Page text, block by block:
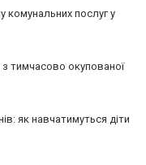
комунальних послуг у
з тимчасово окупованої
як навчатимуться діти